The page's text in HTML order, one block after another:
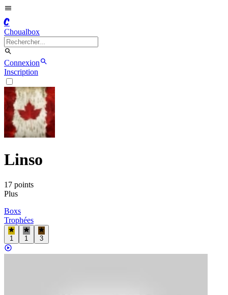
C
Choualbox
Connexion
Inscription
Linso
17 points
Plus
Boxs
Trophées
1 1 3